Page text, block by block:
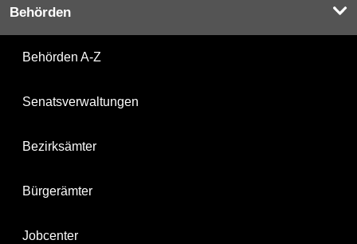
Behörden
Behörden A-Z
Senatsverwaltungen
Bezirksämter
Bürgerämter
Jobcenter